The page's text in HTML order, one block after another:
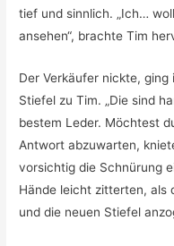
tief und sinnlich. „Ich…
ansehen“, brachte Tim
Der Verkäufer nickte,
Stiefel zu Tim. „Die sind
bestem Leder. Möchtest
Antwort abzuwarten,
vorsichtig die Schnürung
Hände leicht zitterten, als
und die neuen Stiefel